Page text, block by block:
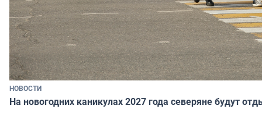
НОВОСТИ
На новогодних каникулах 2027 года северяне будут